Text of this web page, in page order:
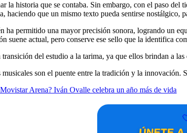
la historia que se contaba. Sin embargo, con el paso
haciendo que un mismo texto pueda sentirse nostálgico,
ha permitido una mayor precisión sonora, logrando un
suene actual, pero conserve ese sello que la identifica
del estudio a la tarima, ya que ellos brindan a
son el puente entre la tradición y la innovación.
Arena? Iván Ovalle celebra un año más de vida